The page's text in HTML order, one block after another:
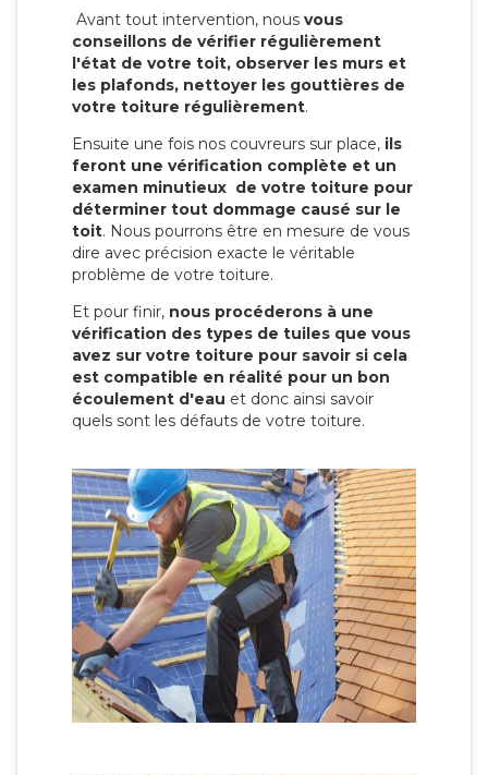
Avant tout intervention, nous vous
conseillons de vérifier régulièrement
l'état de votre toit, observer les murs et
les plafonds, nettoyer les gouttières de
votre toiture régulièrement.
Ensuite une fois nos couvreurs sur place, ils
feront une vérification complète et un
examen minutieux de votre toiture pour
déterminer tout dommage causé sur le
toit. Nous pourrons être en mesure de vous
dire avec précision exacte le véritable
problème de votre toiture.
Et pour finir, nous procéderons à une
vérification des types de tuiles que vous
avez sur votre toiture pour savoir si cela
est compatible en réalité pour un bon
écoulement d'eau et donc ainsi savoir
quels sont les défauts de votre toiture.